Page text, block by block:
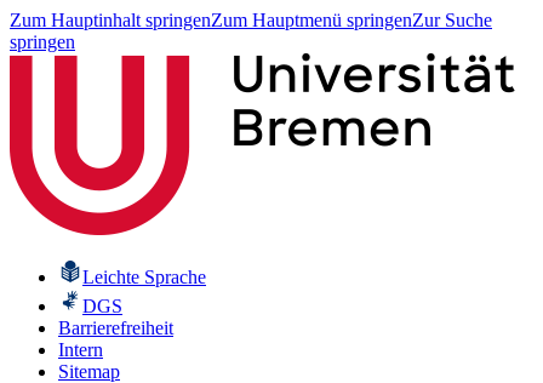
Zum Hauptinhalt springenZum Hauptmenü springenZur Suche
springen
Leichte Sprache
DGS
Barrierefreiheit
Intern
Sitemap